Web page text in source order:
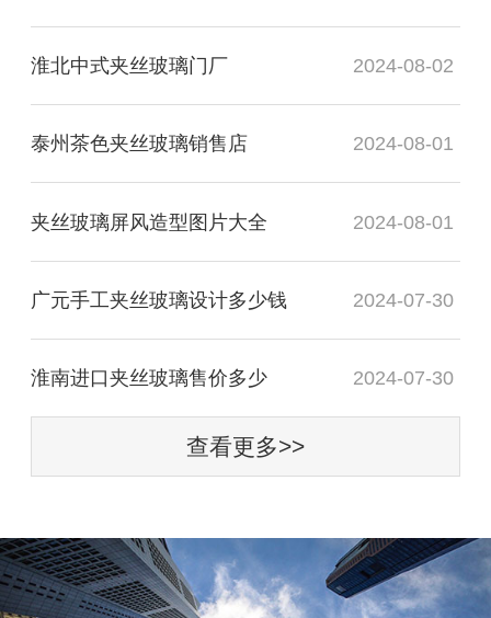
淮北中式夹丝玻璃门厂 2024-08-02
泰州茶色夹丝玻璃销售店 2024-08-01
夹丝玻璃屏风造型图片大全 2024-08-01
广元手工夹丝玻璃设计多少钱 2024-07-30
淮南进口夹丝玻璃售价多少 2024-07-30
查看更多>>